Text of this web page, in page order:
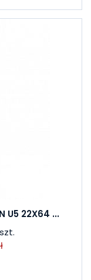
U5 22X64 ...